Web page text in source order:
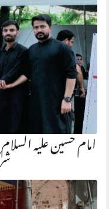
امام حسین علیہ